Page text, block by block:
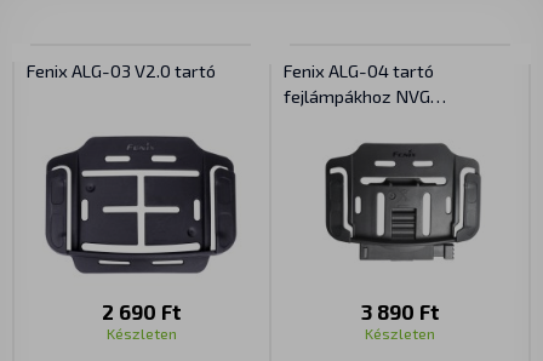
Fenix ALG-03 V2.0 tartó
2 690 Ft
Készleten
Fenix ALG-04 tartó
fejlámpákhoz NVG
3 890 Ft
Készleten